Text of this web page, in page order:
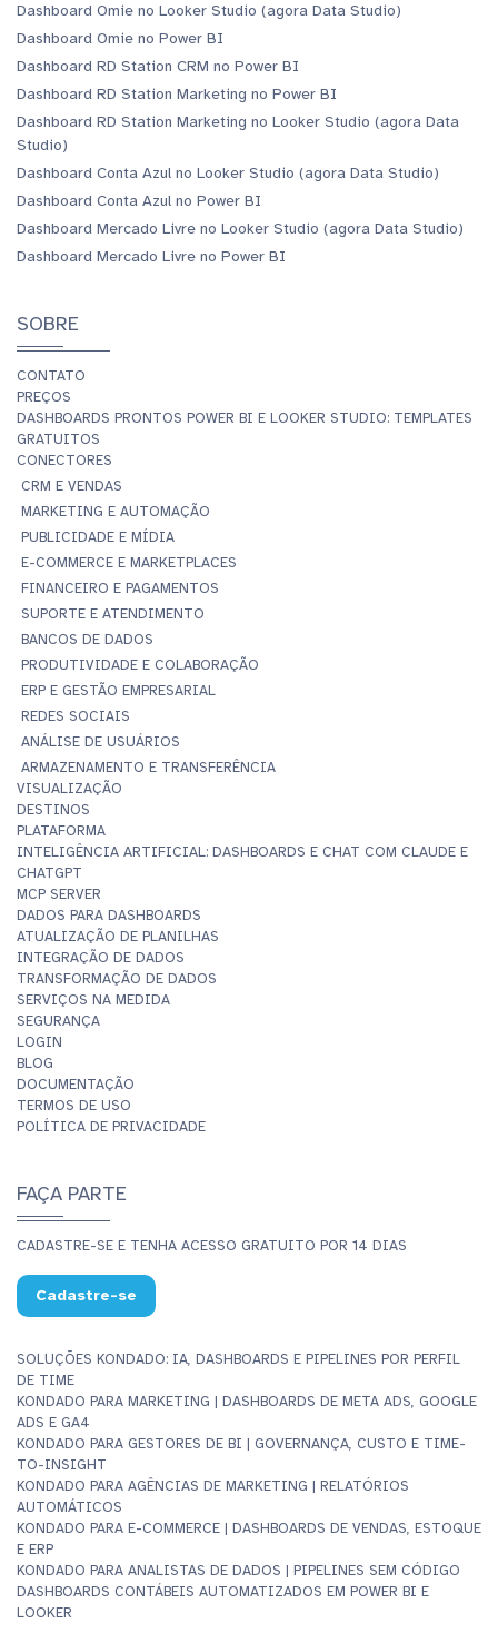
Dashboard Omie no Looker Studio (agora Data Studio)
Dashboard Omie no Power BI
Dashboard RD Station CRM no Power BI
Dashboard RD Station Marketing no Power BI
Dashboard RD Station Marketing no Looker Studio (agora Data
Studio)
Dashboard Conta Azul no Looker Studio (agora Data Studio)
Dashboard Conta Azul no Power BI
Dashboard Mercado Livre no Looker Studio (agora Data Studio)
Dashboard Mercado Livre no Power BI
SOBRE
CONTATO
PREÇOS
DASHBOARDS PRONTOS POWER BI E LOOKER STUDIO: TEMPLATES
GRATUITOS
CONECTORES
CRM E VENDAS
MARKETING E AUTOMAÇÃO
PUBLICIDADE E MÍDIA
E-COMMERCE E MARKETPLACES
FINANCEIRO E PAGAMENTOS
SUPORTE E ATENDIMENTO
BANCOS DE DADOS
PRODUTIVIDADE E COLABORAÇÃO
ERP E GESTÃO EMPRESARIAL
REDES SOCIAIS
ANÁLISE DE USUÁRIOS
ARMAZENAMENTO E TRANSFERÊNCIA
VISUALIZAÇÃO
DESTINOS
PLATAFORMA
INTELIGÊNCIA ARTIFICIAL: DASHBOARDS E CHAT COM CLAUDE E
CHATGPT
MCP SERVER
DADOS PARA DASHBOARDS
ATUALIZAÇÃO DE PLANILHAS
INTEGRAÇÃO DE DADOS
TRANSFORMAÇÃO DE DADOS
SERVIÇOS NA MEDIDA
SEGURANÇA
LOGIN
BLOG
DOCUMENTAÇÃO
TERMOS DE USO
POLÍTICA DE PRIVACIDADE
FAÇA PARTE
CADASTRE-SE E TENHA ACESSO GRATUITO POR 14 DIAS
Cadastre-se
SOLUÇÕES KONDADO: IA, DASHBOARDS E PIPELINES POR PERFIL
DE TIME
KONDADO PARA MARKETING | DASHBOARDS DE META ADS, GOOGLE
ADS E GA4
KONDADO PARA GESTORES DE BI | GOVERNANÇA, CUSTO E TIME-
TO-INSIGHT
KONDADO PARA AGÊNCIAS DE MARKETING | RELATÓRIOS
AUTOMÁTICOS
KONDADO PARA E-COMMERCE | DASHBOARDS DE VENDAS, ESTOQUE
E ERP
KONDADO PARA ANALISTAS DE DADOS | PIPELINES SEM CÓDIGO
DASHBOARDS CONTÁBEIS AUTOMATIZADOS EM POWER BI E
LOOKER